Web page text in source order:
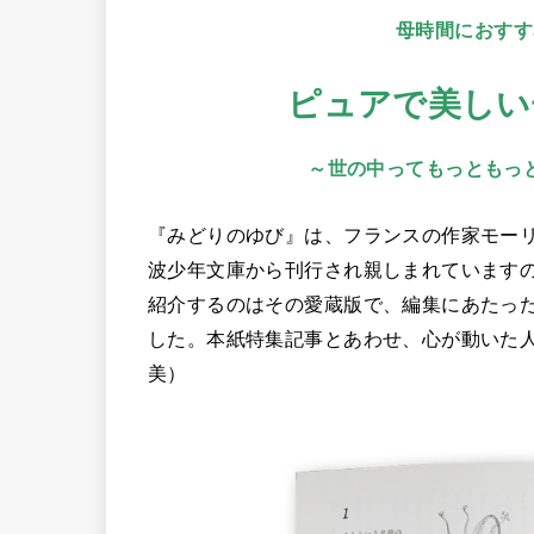
母時間におす
ピュアで美し
～世の中ってもっともっ
『みどりのゆび』は、フランスの作家モ
波少年文庫から刊行され親しまれています
紹介するのはその愛蔵版で、編集にあたっ
した。本紙特集記事とあわせ、心が動いた
美）